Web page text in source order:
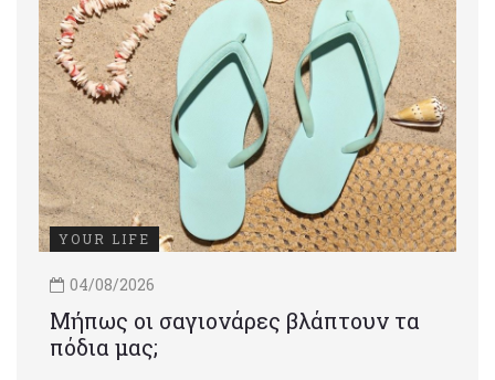
YOUR LIFE
04/08/2026
Μήπως οι σαγιονάρες βλάπτουν τα
πόδια μας;